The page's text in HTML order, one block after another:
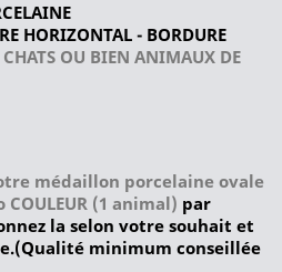
HORIZONTAL - BORDURE
CHATS OU BIEN ANIMAUX DE
médaillon porcelaine ovale
(1 animal) par
la selon votre souhait et
minimum conseillée